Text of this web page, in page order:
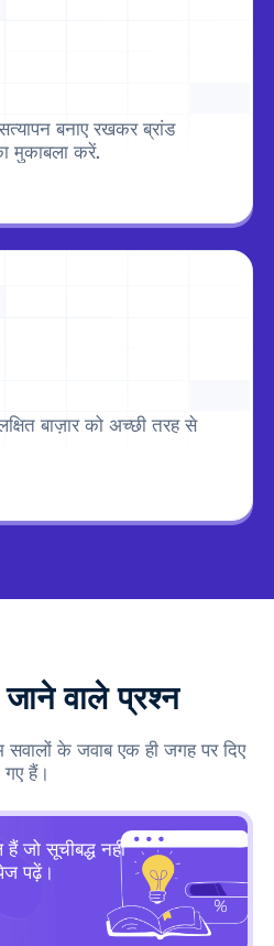
बनाए रखकर ब्रांड
मुकाबला करें.
बाज़ार को अच्छी तरह से
वाले प्रश्न
के जवाब एक ही जगह पर दिए
गए हैं।
जो सूचीबद्ध नहीं
पढ़ें।